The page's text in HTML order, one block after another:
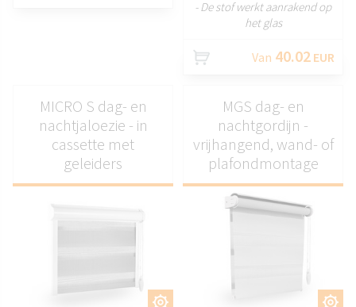
- De stof werkt aanrakend op
het glas
Van 40.02 EUR
MICRO S dag- en
nachtjaloezie - in
cassette met
geleiders
MGS dag- en
nachtgordijn -
vrijhangend, wand- of
plafondmontage